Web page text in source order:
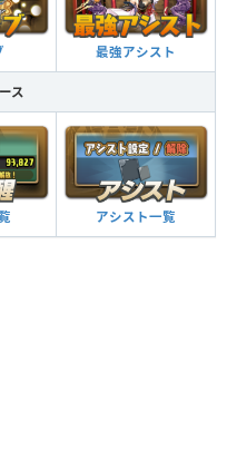
最強アシスト
ス
アシスト一覧